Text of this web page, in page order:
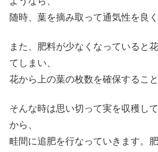
随時、葉を摘み取って通気性を良く
また、肥料が少なくなっていると
てしまい、
花から上の葉の枚数を確保するこ
そんな時は思い切って実を収穫し
から、
畦間に追肥を行なっていきます。